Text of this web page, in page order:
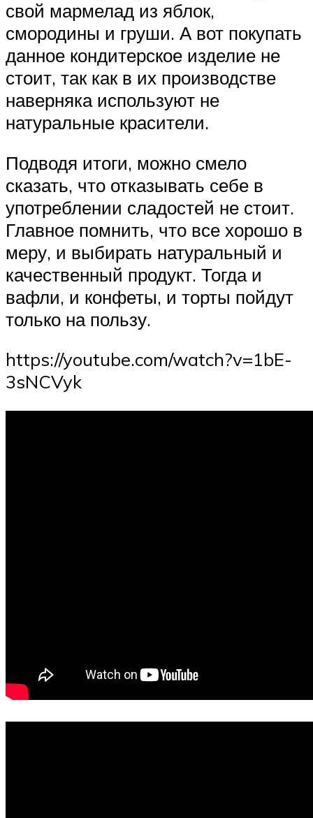
свой мармелад из яблок,
смородины и груши. А вот покупать
данное кондитерское изделие не
стоит, так как в их производстве
наверняка используют не
натуральные красители.
Подводя итоги, можно смело
сказать, что отказывать себе в
употреблении сладостей не стоит.
Главное помнить, что все хорошо в
меру, и выбирать натуральный и
качественный продукт. Тогда и
вафли, и конфеты, и торты пойдут
только на пользу.
https://youtube.com/watch?v=1bE-
3sNCVyk